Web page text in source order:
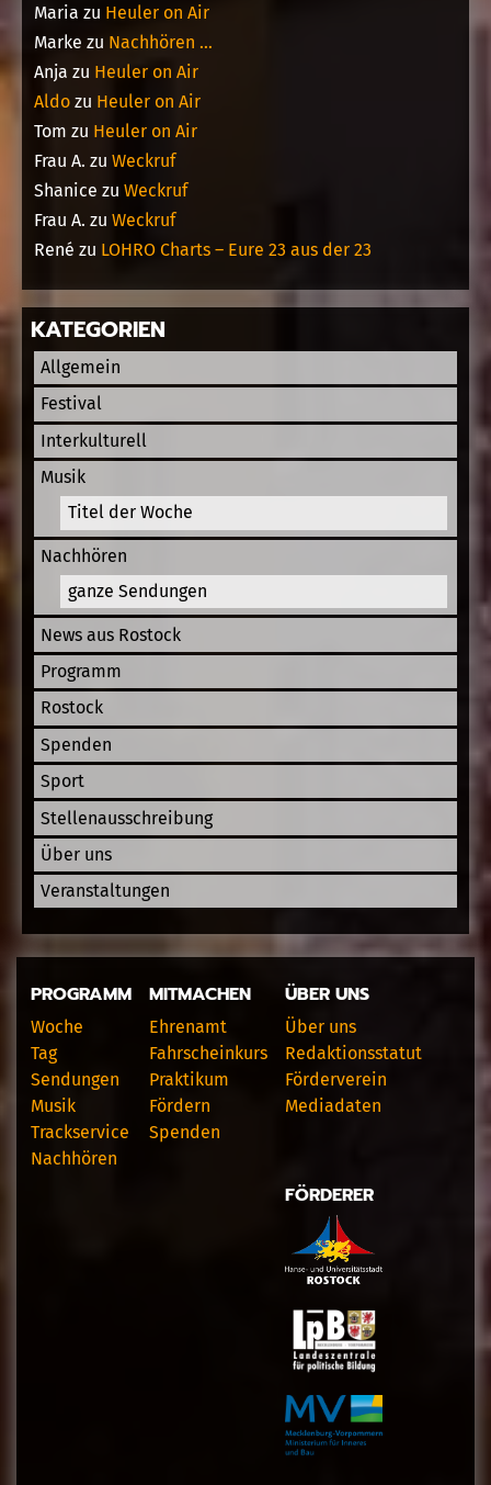
Maria zu Heuler on Air
Marke zu Nachhören …
Anja zu Heuler on Air
Aldo zu Heuler on Air
Tom zu Heuler on Air
Frau A. zu Weckruf
Shanice zu Weckruf
Frau A. zu Weckruf
René zu LOHRO Charts – Eure 23 aus der 23
KATEGORIEN
Allgemein
Festival
Interkulturell
Musik
Titel der Woche
Nachhören
ganze Sendungen
News aus Rostock
Programm
Rostock
Spenden
Sport
Stellenausschreibung
Über uns
Veranstaltungen
PROGRAMM
Woche
Tag
Sendungen
Musik
Trackservice
Nachhören
MITMACHEN
Ehrenamt
Fahrscheinkurs
Praktikum
Fördern
Spenden
ÜBER UNS
Über uns
Redaktionsstatut
Förderverein
Mediadaten
FÖRDERER